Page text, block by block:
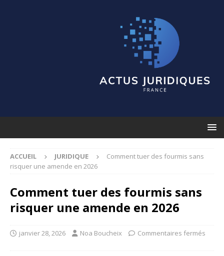
ACCUEIL JURIDIQUE
Comment tuer des fourmis sans
risquer une amende en 2026
Comment tuer des fourmis sans
risquer une amende en 2026
janvier 28, 2026 Noa Boucheix Commentaires fermés